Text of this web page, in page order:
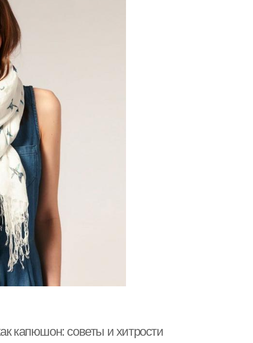
капюшон: советы и хитрости